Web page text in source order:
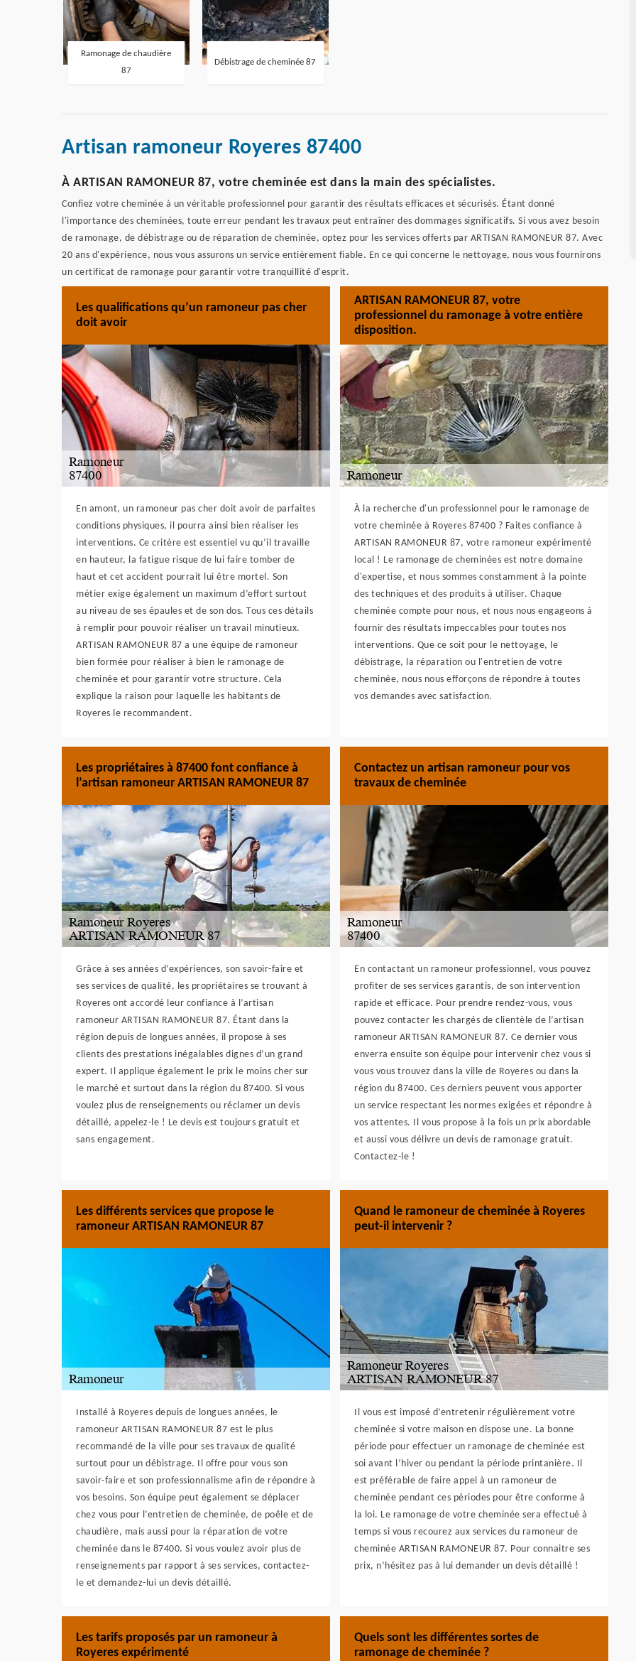
Ramonage de chaudière
87
Débistrage de cheminée 87
Artisan ramoneur Royeres 87400
À ARTISAN RAMONEUR 87, votre cheminée est dans la main des spécialistes.
Confiez votre cheminée à un véritable professionnel pour garantir des résultats efficaces et sécurisés. Étant donné
l'importance des cheminées, toute erreur pendant les travaux peut entraîner des dommages significatifs. Si vous avez besoin
de ramonage, de débistrage ou de réparation de cheminée, optez pour les services offerts par ARTISAN RAMONEUR 87. Avec
20 ans d'expérience, nous vous assurons un service entièrement fiable. En ce qui concerne le nettoyage, nous vous fournirons
un certificat de ramonage pour garantir votre tranquillité d'esprit.
Les qualifications qu’un ramoneur pas cher
doit avoir
En amont, un ramoneur pas cher doit avoir de parfaites
conditions physiques, il pourra ainsi bien réaliser les
interventions. Ce critère est essentiel vu qu’il travaille
en hauteur, la fatigue risque de lui faire tomber de
haut et cet accident pourrait lui être mortel. Son
métier exige également un maximum d’effort surtout
au niveau de ses épaules et de son dos. Tous ces détails
à remplir pour pouvoir réaliser un travail minutieux.
ARTISAN RAMONEUR 87 a une équipe de ramoneur
bien formée pour réaliser à bien le ramonage de
cheminée et pour garantir votre structure. Cela
explique la raison pour laquelle les habitants de
Royeres le recommandent.
ARTISAN RAMONEUR 87, votre
professionnel du ramonage à votre entière
disposition.
À la recherche d'un professionnel pour le ramonage de
votre cheminée à Royeres 87400 ? Faites confiance à
ARTISAN RAMONEUR 87, votre ramoneur expérimenté
local ! Le ramonage de cheminées est notre domaine
d'expertise, et nous sommes constamment à la pointe
des techniques et des produits à utiliser. Chaque
cheminée compte pour nous, et nous nous engageons à
fournir des résultats impeccables pour toutes nos
interventions. Que ce soit pour le nettoyage, le
débistrage, la réparation ou l'entretien de votre
cheminée, nous nous efforçons de répondre à toutes
vos demandes avec satisfaction.
Les propriétaires à 87400 font confiance à
l’artisan ramoneur ARTISAN RAMONEUR 87
Grâce à ses années d’expériences, son savoir-faire et
ses services de qualité, les propriétaires se trouvant à
Royeres ont accordé leur confiance à l’artisan
ramoneur ARTISAN RAMONEUR 87. Étant dans la
région depuis de longues années, il propose à ses
clients des prestations inégalables dignes d’un grand
expert. Il applique également le prix le moins cher sur
le marché et surtout dans la région du 87400. Si vous
voulez plus de renseignements ou réclamer un devis
détaillé, appelez-le ! Le devis est toujours gratuit et
sans engagement.
Contactez un artisan ramoneur pour vos
travaux de cheminée
En contactant un ramoneur professionnel, vous pouvez
profiter de ses services garantis, de son intervention
rapide et efficace. Pour prendre rendez-vous, vous
pouvez contacter les chargés de clientèle de l’artisan
ramoneur ARTISAN RAMONEUR 87. Ce dernier vous
enverra ensuite son équipe pour intervenir chez vous si
vous vous trouvez dans la ville de Royeres ou dans la
région du 87400. Ces derniers peuvent vous apporter
un service respectant les normes exigées et répondre à
vos attentes. Il vous propose à la fois un prix abordable
et aussi vous délivre un devis de ramonage gratuit.
Contactez-le !
Les différents services que propose le
ramoneur ARTISAN RAMONEUR 87
Installé à Royeres depuis de longues années, le
ramoneur ARTISAN RAMONEUR 87 est le plus
recommandé de la ville pour ses travaux de qualité
surtout pour un débistrage. Il offre pour vous son
savoir-faire et son professionnalisme afin de répondre à
vos besoins. Son équipe peut également se déplacer
chez vous pour l’entretien de cheminée, de poêle et de
chaudière, mais aussi pour la réparation de votre
cheminée dans le 87400. Si vous voulez avoir plus de
renseignements par rapport à ses services, contactez-
le et demandez-lui un devis détaillé.
Quand le ramoneur de cheminée à Royeres
peut-il intervenir ?
Il vous est imposé d’entretenir régulièrement votre
cheminée si votre maison en dispose une. La bonne
période pour effectuer un ramonage de cheminée est
soi avant l’hiver ou pendant la période printanière. Il
est préférable de faire appel à un ramoneur de
cheminée pendant ces périodes pour être conforme à
la loi. Le ramonage de votre cheminée sera effectué à
temps si vous recourez aux services du ramoneur de
cheminée ARTISAN RAMONEUR 87. Pour connaitre ses
prix, n’hésitez pas à lui demander un devis détaillé !
Les tarifs proposés par un ramoneur à
Royeres expérimenté
Quels sont les différentes sortes de
ramonage de cheminée ?